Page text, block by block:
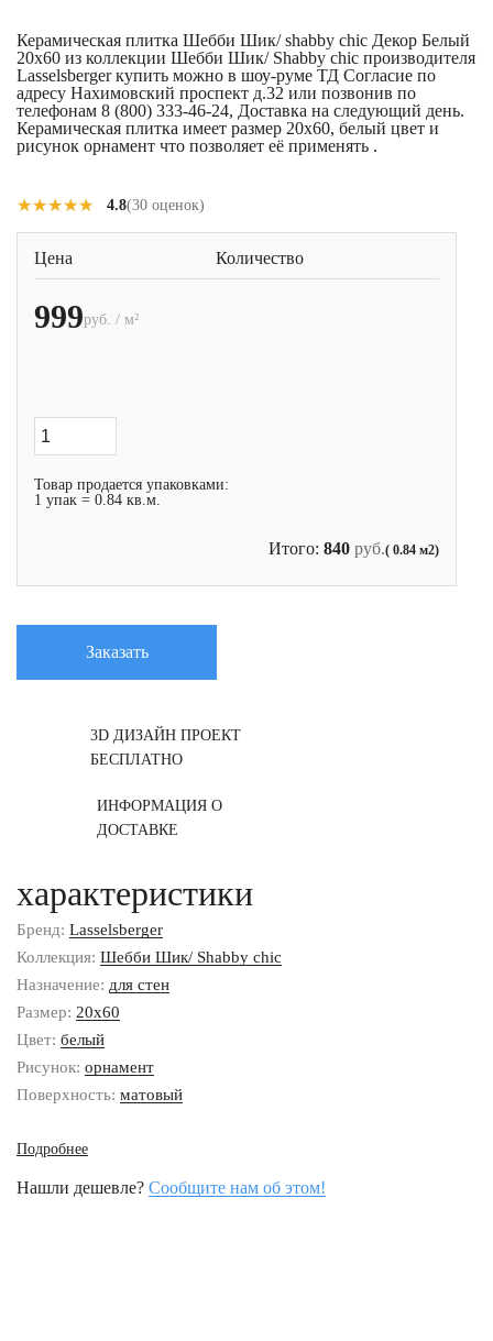
Керамическая плитка Шебби Шик/ shabby chic Декор Белый
20x60 из коллекции Шебби Шик/ Shabby chic производителя
Lasselsberger купить можно в шоу-руме ТД Согласие по
адресу Нахимовский проспект д.32 или позвонив по
телефонам 8 (800) 333-46-24, Доставка на следующий день.
Керамическая плитка имеет размер 20x60, белый цвет и
рисунок орнамент что позволяет её применять .
★★★★★
★★★★★ 4.8(30 оценок)
Цена Количество
999руб. / м²
Товар продается упаковками:
1 упак = 0.84 кв.м.
Итого: 840 руб.( 0.84 м2)
Заказать
3D ДИЗАЙН ПРОЕКТ
БЕСПЛАТНО
ИНФОРМАЦИЯ О
ДОСТАВКЕ
характеристики
Бренд: Lasselsberger
Коллекция: Шебби Шик/ Shabby chic
Назначение: для стен
Размер: 20x60
Цвет: белый
Рисунок: орнамент
Поверхность: матовый
Подробнее
Нашли дешевле? Сообщите нам об этом!